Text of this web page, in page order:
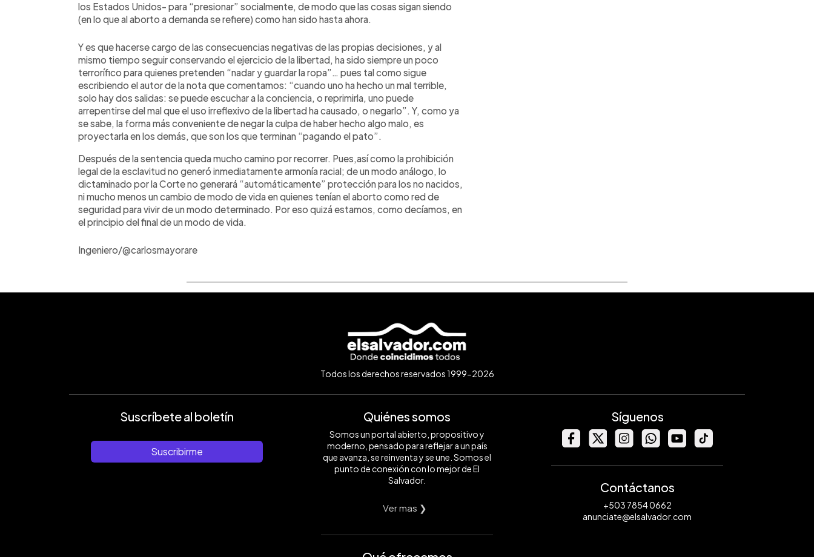
los Estados Unidos- para “presionar” socialmente, de modo que las cosas sigan siendo
(en lo que al aborto a demanda se refiere) como han sido hasta ahora.
Y es que hacerse cargo de las consecuencias negativas de las propias decisiones, y al
mismo tiempo seguir conservando el ejercicio de la libertad, ha sido siempre un poco
terrorífico para quienes pretenden “nadar y guardar la ropa”… pues tal como sigue
escribiendo el autor de la nota que comentamos: “cuando uno ha hecho un mal terrible,
solo hay dos salidas: se puede escuchar a la conciencia, o reprimirla, uno puede
arrepentirse del mal que el uso irreflexivo de la libertad ha causado, o negarlo”. Y, como ya
se sabe, la forma más conveniente de negar la culpa de haber hecho algo malo, es
proyectarla en los demás, que son los que terminan “pagando el pato”.
Después de la sentencia queda mucho camino por recorrer. Pues,así como la prohibición
legal de la esclavitud no generó inmediatamente armonía racial; de un modo análogo, lo
dictaminado por la Corte no generará “automáticamente” protección para los no nacidos,
ni mucho menos un cambio de modo de vida en quienes tenían el aborto como red de
seguridad para vivir de un modo determinado. Por eso quizá estamos, como decíamos, en
el principio del final de un modo de vida.
Ingeniero/@carlosmayorare
Todos los derechos reservados 1999-2026
Suscríbete al boletín
Suscribirme
Quiénes somos
Somos un portal abierto, propositivo y
moderno, pensado para reflejar a un país
que avanza, se reinventa y se une. Somos el
punto de conexión con lo mejor de El
Salvador.
Ver mas ❯
Síguenos
Contáctanos
+503 7854 0662
anunciate@elsalvador.com